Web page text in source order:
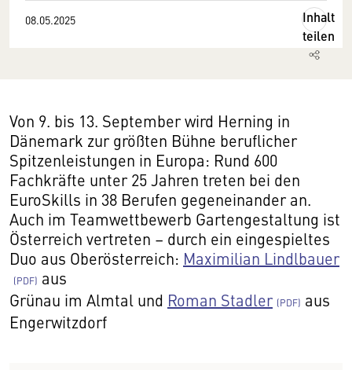
08.05.2025
Inhalt
teilen
Von 9. bis 13. September wird Herning in
Dänemark zur größten Bühne beruflicher
Spitzenleistungen in Europa: Rund 600
Fachkräfte unter 25 Jahren treten bei den
EuroSkills in 38 Berufen gegeneinander an.
Auch im Teamwettbewerb Gartengestaltung ist
Österreich vertreten – durch ein eingespieltes
Duo aus Oberösterreich: Maximilian Lindlbauer
aus
Grünau im Almtal und Roman Stadler
aus
Engerwitzdorf